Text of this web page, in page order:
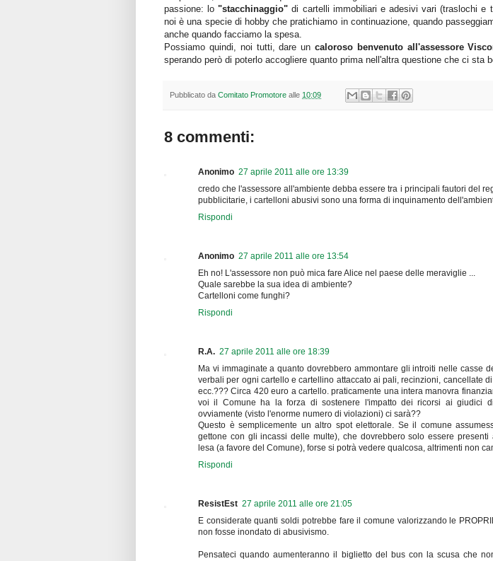
passione: lo"stacchinaggio"di cartelli immobiliari e adesivi vari (traslochi e
noi è una specie di hobby che pratichiamo in continuazione, quando
anche quando facciamo la spesa.
Possiamo quindi, noi tutti, dare un caloroso benvenuto all'assessore
sperando però di poterlo accogliere quanto prima nell'altra questione che ci sta
Pubblicato da Comitato Promotore alle 10:09
8 commenti:
Anonimo 27 aprile 2011 alle ore 13:39
credo che l'assessore all'ambiente debba essere tra i principali fautori del
pubblicitarie, i cartelloni abusivi sono una forma di inquinamento
Rispondi
Anonimo 27 aprile 2011 alle ore 13:54
Eh no! L'assessore non può mica fare Alice nel paese delle meraviglie ...
Quale sarebbe la sua idea di ambiente?
Cartelloni come funghi?
Rispondi
R.A. 27 aprile 2011 alle ore 18:39
Ma vi immaginate a quanto dovrebbero ammontare gli introiti nelle casse
verbali per ogni cartello e cartellino attaccato ai pali, recinzioni, cancellate
ecc.??? Circa 420 euro a cartello. praticamente una intera manovra
voi il Comune ha la forza di sostenere l'impatto dei ricorsi ai giudici
ovviamente (visto l'enorme numero di violazioni) ci sarà??
Questo è semplicemente un altro spot elettorale. Se il comune
gettone con gli incassi delle multe), che dovrebbero solo essere presenti
lesa (a favore del Comune), forse si potrà vedere qualcosa, altrimenti non
Rispondi
ResistEst 27 aprile 2011 alle ore 21:05
E considerate quanti soldi potrebbe fare il comune valorizzando le
non fosse inondato di abusivismo.
Pensateci quando aumenteranno il biglietto del bus con la scusa che